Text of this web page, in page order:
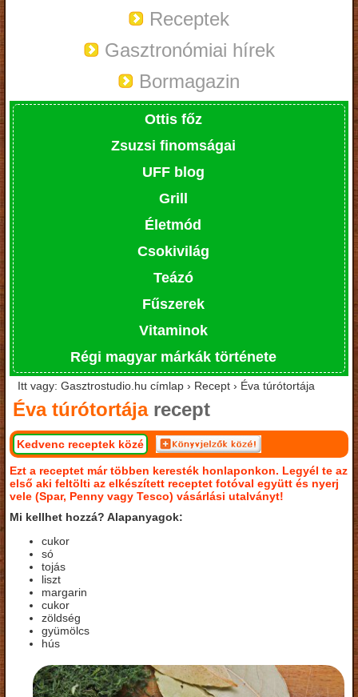
Receptek
Gasztronómiai hírek
Bormagazin
Ottis főz
Zsuzsi finomságai
UFF blog
Grill
Életmód
Csokivilág
Teázó
Fűszerek
Vitaminok
Régi magyar márkák története
Itt vagy: Gasztrostudio.hu címlap › Recept › Éva túrótortája
Éva túrótortájarecept
Kedvenc receptek közé
Ezt a receptet már többen keresték honlaponkon. Legyél te az
első aki feltölti az elkészített receptet fotóval együtt és nyerj
vele (Spar, Penny vagy Tesco) vásárlási utalványt!
Mi kellhet hozzá? Alapanyagok:
cukor
só
tojás
liszt
margarin
cukor
zöldség
gyümölcs
hús